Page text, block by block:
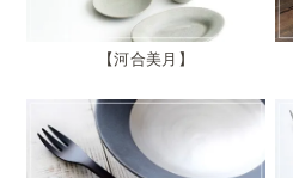
河合美月